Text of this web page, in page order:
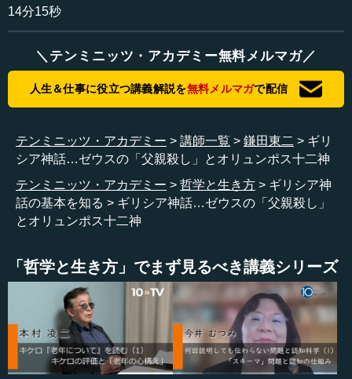
鎌田 神々には戦いによって世界を創造するといいます
か、世界を展開させるという側面があります。神々の政権
っていく、つまり次の段階へ突き進んでいる、といった具
合に語られているのです。
ところで一般的にギリシア神話というと、どの神様が有
名でしょうか。
ね。
鎌田 ゼウスは多くの人が知っていますね。ゼウスの子ど
もであるアポロン、現在のギリシアの首都アテネの名前に
もなっている兄弟の神々（アテナ）もよく知られていま
す。問題は、ゼウスになるまでの神々の闘争の世界がある
ことです。
14分15秒
＼テンミニッツ・アカデミー無料メルマガ／
人生＆仕事に役立つ講義解説を無料メルマガで配信
テンミニッツ・アカデミー 講師一覧 鎌田東二
ギリ
シア神話…ゼウスの「父親殺し」とオリュンポス十二神
テンミニッツ・アカデミー
哲学と生き方
ギリシア神
話の基本を知る
ギリシア神話…ゼウスの「父親殺し」
とオリュンポス十二神
「哲学と生き方」でまず見るべき講義シリーズ